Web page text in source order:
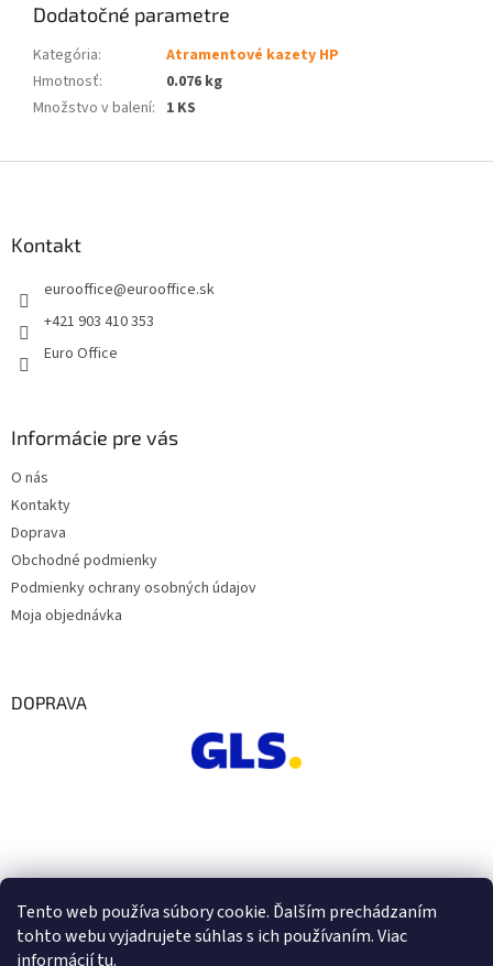
Tento web používa súbory cookie. Ďalším prechádzaním
tohto webu vyjadrujete súhlas s ich používaním. Viac
informáciítu.
Dodatočné parametre
Kategória:
Atramentové kazety HP
Hmotnosť:
0.076 kg
Množstvo v balení: 1 KS
Kontakt
eurooffice@eurooffice.sk
+421 903 410 353
Euro Office
Informácie pre vás
O nás
Kontakty
Doprava
Obchodné podmienky
Podmienky ochrany osobných údajov
Moja objednávka
DOPRAVA